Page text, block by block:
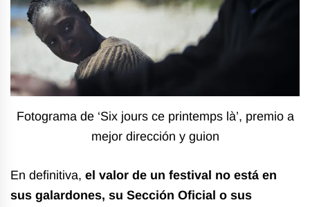
Fotograma de ‘Six jours ce printemps là’, premio a
mejor dirección y guion
En definitiva, el valor de un festival no está en
sus galardones, su Sección Oficial o sus